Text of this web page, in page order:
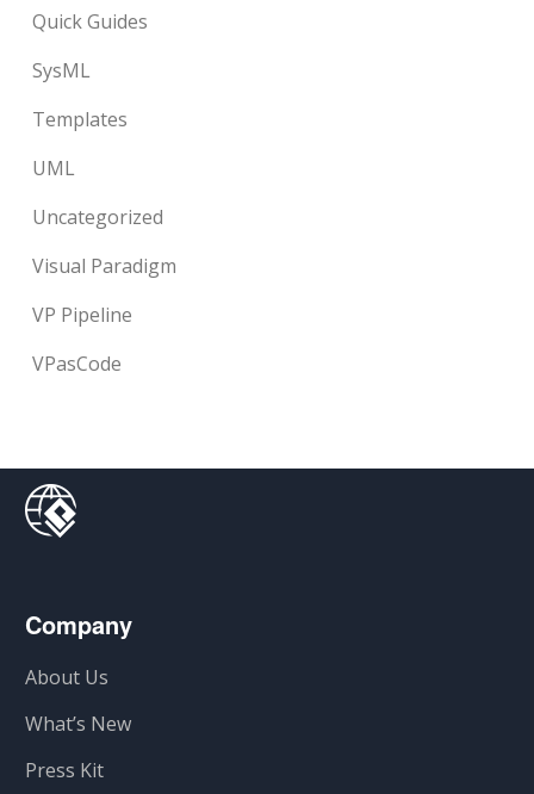
Quick Guides
SysML
Templates
UML
Uncategorized
Visual Paradigm
VP Pipeline
VPasCode
Company
About Us
What’s New
Press Kit